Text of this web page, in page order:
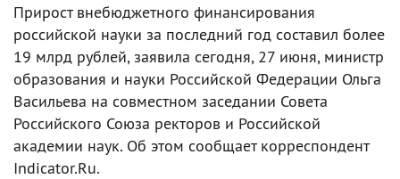
Прирост внебюджетного финансирования
российской науки за последний год составил более
19 млрд рублей, заявила сегодня, 27 июня, министр
образования и науки Российской Федерации Ольга
Васильева на совместном заседании Совета
Российского Союза ректоров и Российской
академии наук. Об этом сообщает корреспондент
Indicator.Ru.